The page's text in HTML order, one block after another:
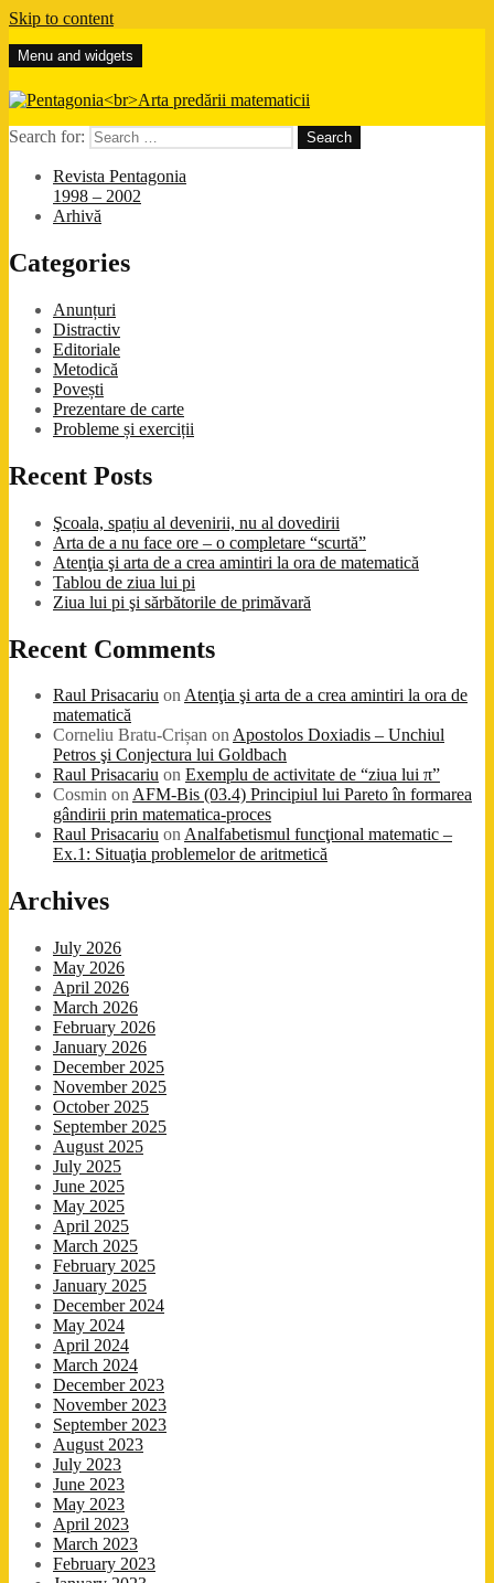
Skip to content
Pentagonia
Arta predării matematicii
Menu and widgets
Search for:
Revista Pentagonia
1998 – 2002
Arhivă
Categories
Anunțuri
Distractiv
Editoriale
Metodică
Povești
Prezentare de carte
Probleme și exerciții
Recent Posts
Şcoala, spațiu al devenirii, nu al dovedirii
Arta de a nu face ore – o completare “scurtă”
Atenţia şi arta de a crea amintiri la ora de matematică
Tablou de ziua lui pi
Ziua lui pi şi sărbătorile de primăvară
Recent Comments
Raul Prisacariu onAtenţia şi arta de a crea amintiri la ora de
matematică
Corneliu Bratu-Crișan onApostolos Doxiadis – Unchiul
Petros şi Conjectura lui Goldbach
Raul Prisacariu on Exemplu de activitate de “ziua lui π”
Cosmin onAFM-Bis (03.4) Principiul lui Pareto în formarea
gândirii prin matematica-proces
Raul Prisacariu onAnalfabetismul funcţional matematic –
Ex.1: Situaţia problemelor de aritmetică
Archives
July 2026
May 2026
April 2026
March 2026
February 2026
January 2026
December 2025
November 2025
October 2025
September 2025
August 2025
July 2025
June 2025
May 2025
April 2025
March 2025
February 2025
January 2025
December 2024
May 2024
April 2024
March 2024
December 2023
November 2023
September 2023
August 2023
July 2023
June 2023
May 2023
April 2023
March 2023
February 2023